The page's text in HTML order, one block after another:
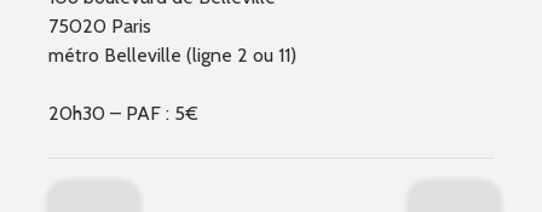
75020 Paris
métro Belleville (ligne 2 ou 11)
20h30 – PAF : 5€